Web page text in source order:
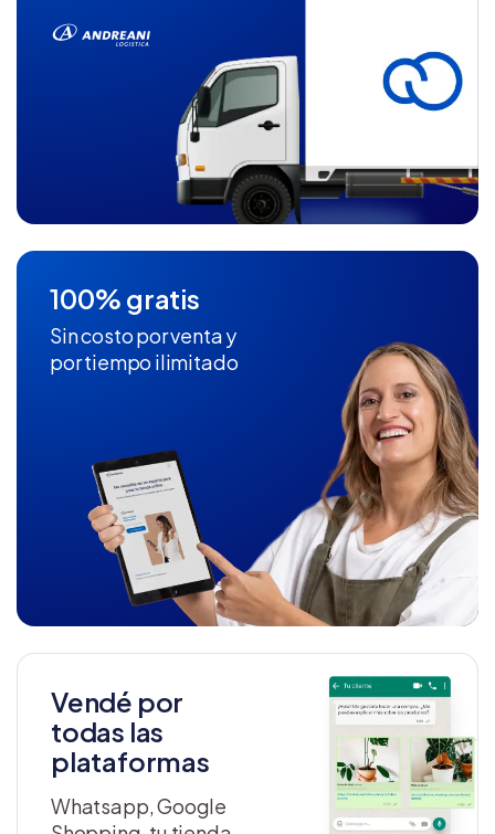
100% gratis
Sin costo por venta y
por tiempo ilimitado
Vendé por
todas las
plataformas
Whatsapp, Google